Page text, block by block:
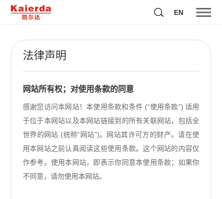
EN
法律声明
网站所有权；对使用条款的同意
感谢您访问本网站！本使用条款和条件 (“使用条款”) 适用
于位于本网站以及本网站链接到的所有关联网站，包括全
世界的网站 (统称“网站”)。网站其许可方的财产。请在使
用本网站之前认真阅读这些使用条款。这个网站的内容仅
作参考。使用本网站，即表示你同意本使用条款；如果你
不同意，请勿使用本网站。